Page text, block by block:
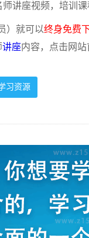
讲座视频，培训
）就可以终身免费
讲座内容，点击网
习资源